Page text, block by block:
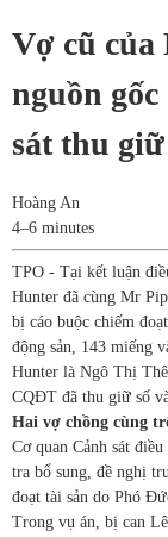
Vợ cũ
nguồn
sát thu giữ
Hoàng An
4–6 minutes
TPO - Tại kết luận
Hunter đã cùng Mr
bị cáo buộc chiếm
động sản, 143 miếng
Hunter là Ngô Thị
CQĐT đã thu giữ số
Hai vợ chồng cùng
Cơ quan Cảnh sát
tra bổ sung, đề nghị
đoạt tài sản do Phó
Trong vụ án, bị can